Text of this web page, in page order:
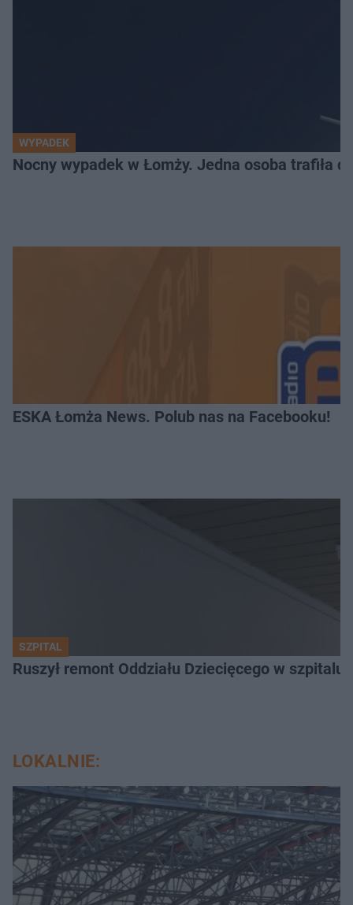
WYPADEK
Nocny wypadek w Łomży. Jedna osoba trafiła
ESKA Łomża News. Polub nas na Facebooku!
SZPITAL
Ruszył remont Oddziału Dziecięcego w
LOKALNIE: